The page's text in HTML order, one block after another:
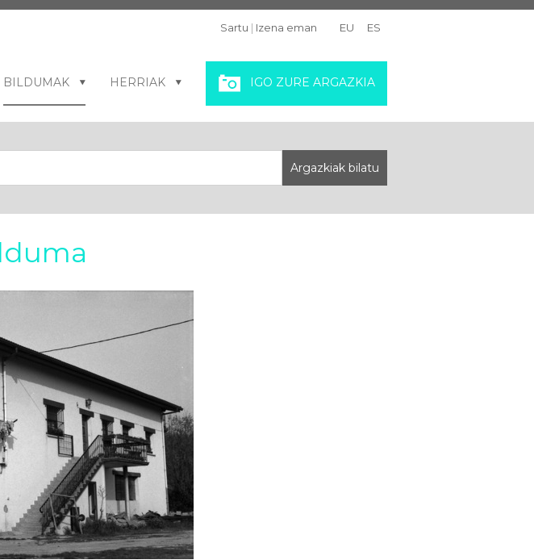
Sartu | Izena eman EU ES
BILDUMAK HERRIAK IGO ZURE ARGAZKIA